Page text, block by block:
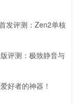
发评测：Zen2单核
评测：极致静音与
好者的神器！